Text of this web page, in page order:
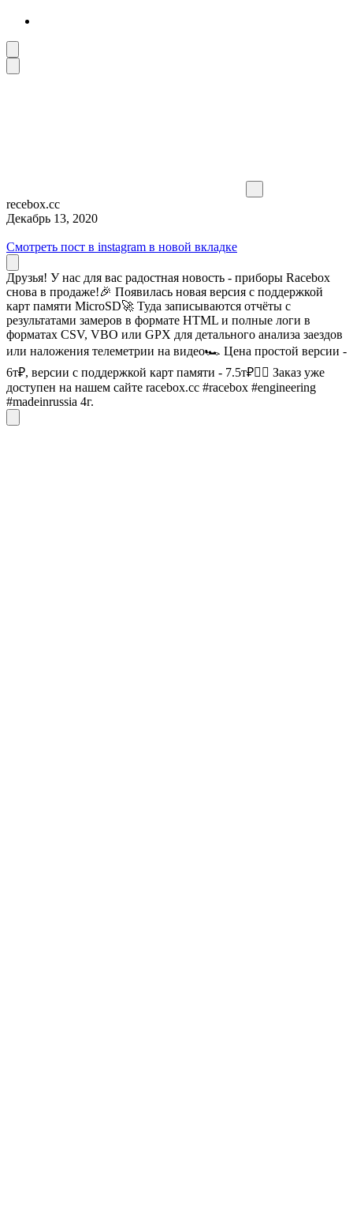
recebox.cc
Декабрь 13, 2020
Смотреть пост в instagram в новой вкладке
Друзья! У нас для вас радостная новость - приборы Racebox
снова в продаже!🎉 Появилась новая версия с поддержкой
карт памяти MicroSD🚀 Туда записываются отчёты с
результатами замеров в формате HTML и полные логи в
форматах CSV, VBO или GPX для детального анализа заездов
или наложения телеметрии на видео🏎 Цена простой версии -
6т₽, версии с поддержкой карт памяти - 7.5т₽👍🏼 Заказ уже
доступен на нашем сайте racebox.cc #racebox #engineering
#madeinrussia 4г.